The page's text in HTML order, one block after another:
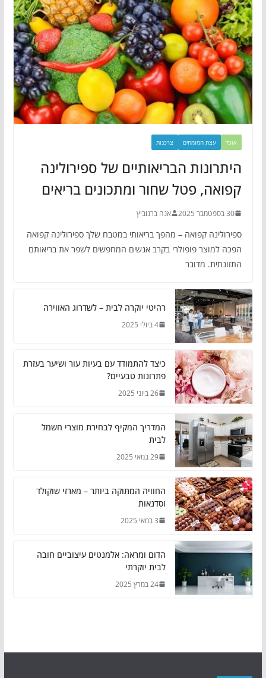
אוכל עצת המומחים צרכנות
היתרונות הבריאותיים של ספירולינה
קפואה, פטל שחור ומתכונים בריאים
30 בספטמבר 2025 אנה ברנוביץ
ספירולינה קפואה – מהפך בריאותי במטבח שלך ספירולינה קפואה
הפכה למוצר פופולרי בקרב אנשים המחפשים לשפר את בריאותם
התזונתית. מדובר
רהיטי יוקרה לבית – לשדרוג האווירה
4 ביולי 2025
כיצד להתמודד עם בעיות עור ושיער בעזרת
פתרונות טבעיים?
26 ביוני 2025
המדריך המקיף לבחירת מוצרי חשמל
לבית
29 במאי 2025
החוויה המתוקה ביותר – מארזי שוקולד
וסדנאות
3 במאי 2025
הדום ומראה: אלמנטים עיצוביים חובה
לבית יוקרתי
24 במרץ 2025